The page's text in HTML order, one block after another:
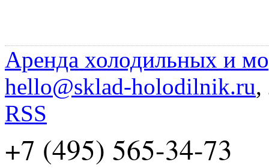
Аренда холодильных и
hello@sklad-holodilnik.ru,
RSS
+7 (495) 565-34-73